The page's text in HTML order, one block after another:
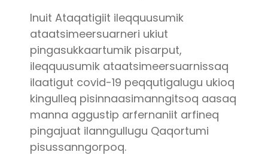
Inuit Ataqatigiit ileqquusumik
ataatsimeersuarneri ukiut
pingasukkaartumik pisarput,
ileqquusumik ataatsimeersuarnissaq
ilaatigut covid-19 peqqutigalugu ukioq
kingulleq pisinnaasimanngitsoq aasaq
manna aggustip arfernaniit arfineq
pingajuat ilanngullugu Qaqortumi
pisussanngorpoq.